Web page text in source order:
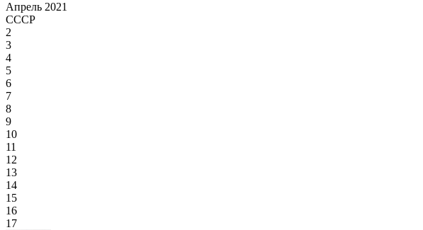
Апрель 2021
СССР
2
3
4
5
6
7
8
9
10
11
12
13
14
15
16
17